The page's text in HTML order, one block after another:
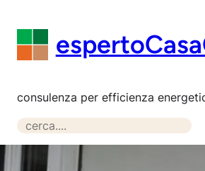
contenuto
consulenza per efficienza
S
e
a